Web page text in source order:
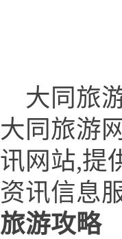
大同旅游
大同旅游
讯网站,提
资讯信息
旅游攻略